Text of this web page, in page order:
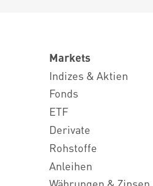
Markets
Indizes & Aktien
Fonds
ETF
Derivate
Rohstoffe
Anleihen